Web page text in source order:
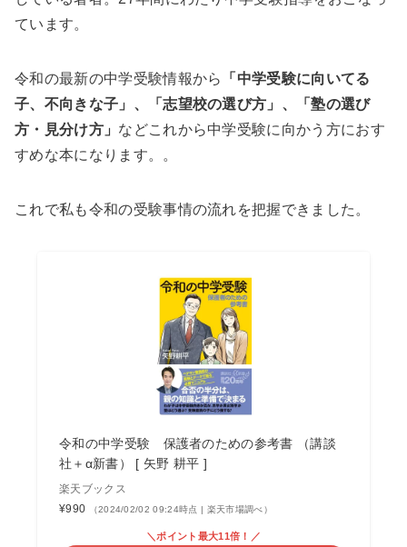
ています。
令和の最新の中学受験情報から
「中学受験に向いてる
子、不向きな子」、「志望校の選び方」、「塾の選び
方・見分け方」 などこれから中学受験に向かう方におす
すめな本になります。。
これで私も令和の受験事情の流れを把握できました。
令和の中学受験 保護者のための参考書 （講談
社＋α新書） [ 矢野 耕平 ]
楽天ブックス
¥990
（2024/02/02 09:24時点 | 楽天市場調べ）
＼ポイント最大11倍！／